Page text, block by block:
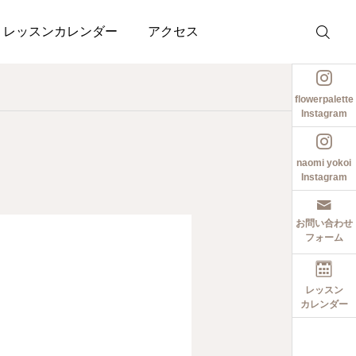
レッスンカレンダー アクセス
flowerpalette
Instagram
naomi yokoi
Instagram
お問い合わせ
フォーム
レッスン
カレンダー